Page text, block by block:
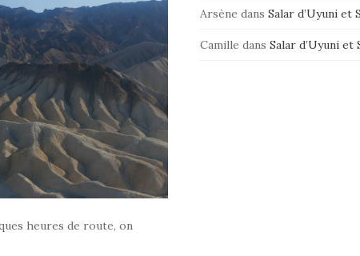
heures de route, on
Arsène dans Salar d’Uyuni et
Camille dans Salar d’Uyuni et